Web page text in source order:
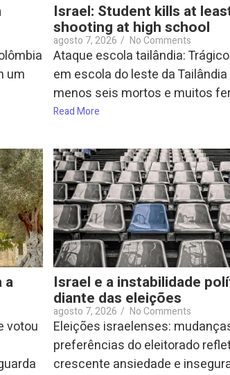
um
Israel: Student kills at
shooting at high school
agosto 7, 2026 / No Comments
Ataque escola tailândia:
em escola do leste da
menos seis mortos e muitos
Read More
a
votou
Israel e a instabilidade
diante das eleições
agosto 7, 2026 / No Comments
Eleições israelenses:
preferências do eleitorado
crescente ansiedade e